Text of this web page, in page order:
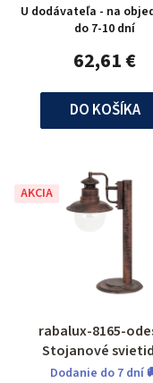
U dodávateľa - na
do 7-10 dní
62,61 €
DO KOŠÍKA
AKCIA
rabalux-8165-
Stojanové
vonkajšie
Dodanie do 7 dní